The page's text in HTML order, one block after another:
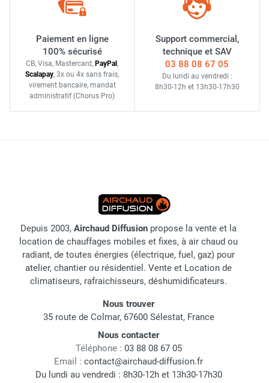
Paiement en ligne
100% sécurisé
CB, Visa, Mastercard, PayPal,
Scalapay, 3x ou 4x sans frais,
virement bancaire, mandat
administratif (Chorus Pro)
Support commercial,
technique et SAV
03 88 08 67 05
Du lundi au vendredi :
8h30-12h et 13h30-17h30
Depuis 2003, Airchaud Diffusion propose la vente et la
location de chauffages mobiles et fixes, à air chaud ou
radiant, de toutes énergies (électrique, fuel, gaz) pour
atelier, chantier ou résidentiel. Vente et Location de
climatiseurs, rafraichisseurs, déshumidificateurs.
Nous trouver
35 route de Colmar, 67600 Sélestat, France
Nous contacter
Téléphone : 03 88 08 67 05
Email : contact@airchaud-diffusion.fr
Du lundi au vendredi : 8h30-12h et 13h30-17h30